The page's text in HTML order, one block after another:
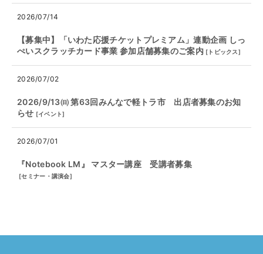
2026/07/14
【募集中】「いわた応援チケットプレミアム」連動企画 しっ
ぺいスクラッチカード事業 参加店舗募集のご案内 [ トピックス]
2026/07/02
2026/9/13㈰ 第63回みんなで軽トラ市 出店者募集のお知
らせ [イベント]
2026/07/01
『Notebook LM』 マスター講座 受講者募集
[セミナー・講演会]